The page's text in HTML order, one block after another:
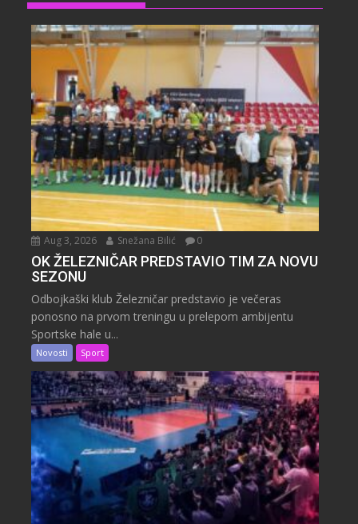
Aug 3, 2026 Snežana Bilić 0
OK ŽELEZNIČAR PREDSTAVIO TIM ZA NOVU
SEZONU
Odbojkaški klub Železničar predstavio je večeras
ponosno na prvom treningu u prelepom ambijentu
Sportske hale u...
Novosti Sport